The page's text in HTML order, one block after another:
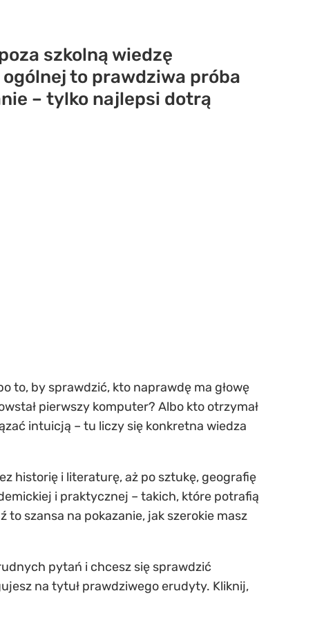
szkolną wiedzę
to prawdziwa próba
– tylko najlepsi dotrą
to, by sprawdzić, kto naprawdę ma głowę
pierwszy komputer? Albo kto otrzymał
intuicją – tu liczy się konkretna wiedza
historię i literaturę, aż po sztukę, geografię
i praktycznej – takich, które potrafią
szansa na pokazanie, jak szerokie masz
pytań i chcesz się sprawdzić
na tytuł prawdziwego erudyty. Kliknij,